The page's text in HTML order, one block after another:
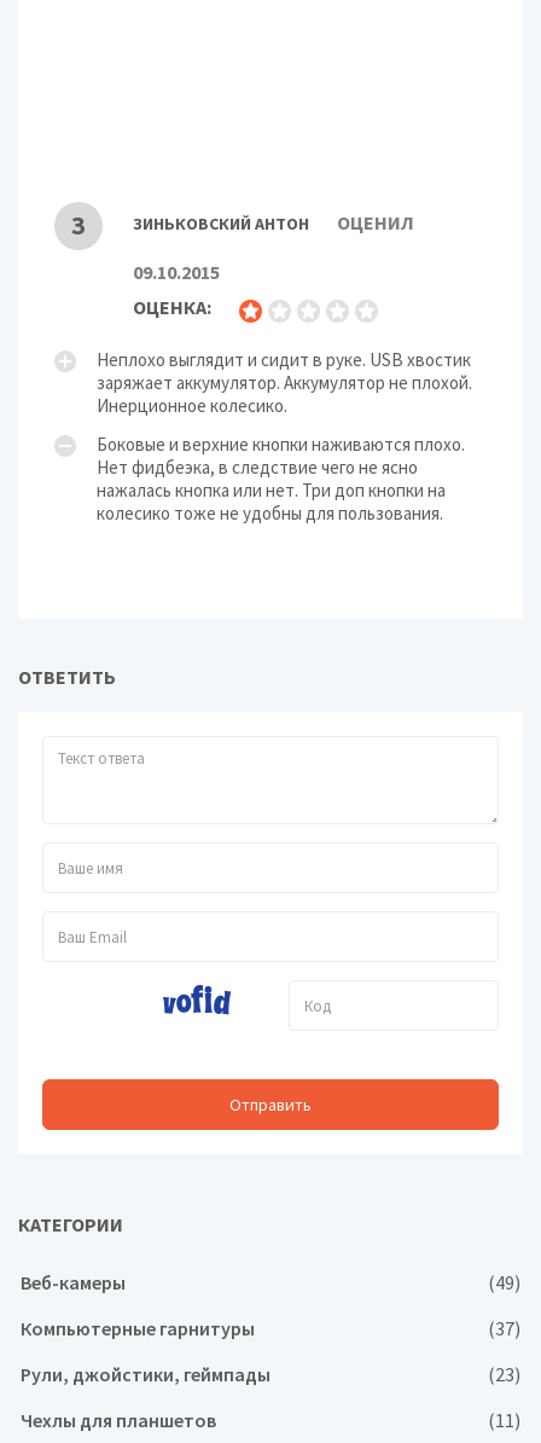
З ЗИНЬКОВСКИЙ АНТОН ОЦЕНИЛ
09.10.2015
ОЦЕНКА:
Неплохо выглядит и сидит в руке. USB хвостик
заряжает аккумулятор. Аккумулятор не плохой.
Инерционное колесико.
Боковые и верхние кнопки наживаются плохо.
Нет фидбеэка, в следствие чего не ясно
нажалась кнопка или нет. Три доп кнопки на
колесико тоже не удобны для пользования.
ОТВЕТИТЬ
Отправить
КАТЕГОРИИ
Веб-камеры
(49)
Компьютерные гарнитуры
(37)
Рули, джойстики, геймпады
(23)
Чехлы для планшетов
(11)